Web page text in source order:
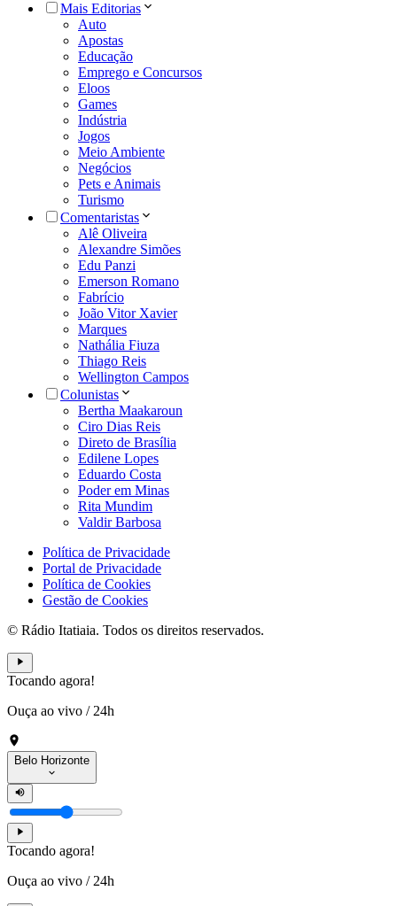
Mais Editorias
Auto
Apostas
Educação
Emprego e Concursos
Eloos
Games
Indústria
Jogos
Meio Ambiente
Negócios
Pets e Animais
Turismo
Comentaristas
Alê Oliveira
Alexandre Simões
Edu Panzi
Emerson Romano
Fabrício
João Vitor Xavier
Marques
Nathália Fiuza
Thiago Reis
Wellington Campos
Colunistas
Bertha Maakaroun
Ciro Dias Reis
Direto de Brasília
Edilene Lopes
Eduardo Costa
Poder em Minas
Rita Mundim
Valdir Barbosa
Política de Privacidade
Portal de Privacidade
Política de Cookies
Gestão de Cookies
© Rádio Itatiaia. Todos os direitos reservados.
Tocando agora!
Ouça ao vivo / 24h
Belo Horizonte
Tocando agora!
Ouça ao vivo / 24h